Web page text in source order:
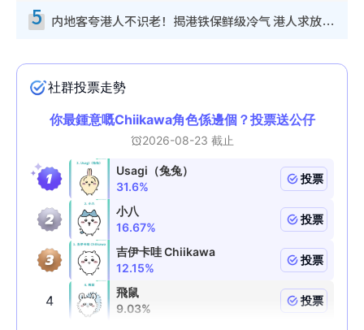
5 内地客夸港人不识老！揭港铁保鲜级冷气 港人求放过：别投诉